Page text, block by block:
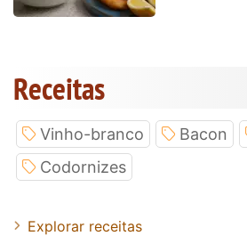
Receitas
Vinho-branco Bacon
Codornizes
Explorar receitas